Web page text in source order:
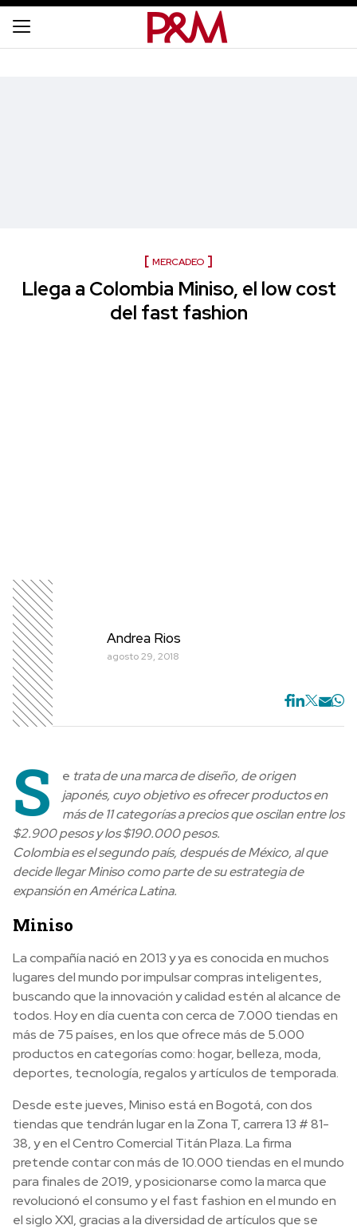
MERCADEO
Llega a Colombia Miniso, el low cost
del fast fashion
Andrea Rios
agosto 29, 2018
S e trata de una marca de diseño, de origen
japonés, cuyo objetivo es ofrecer productos en
más de 11 categorías a precios que oscilan entre los
$2.900 pesos y los $190.000 pesos.
Colombia es el segundo país, después de México, al que
decide llegar Miniso como parte de su estrategia de
expansión en América Latina.
Miniso
La compañía nació en 2013 y ya es conocida en muchos
lugares del mundo por impulsar compras inteligentes,
buscando que la innovación y calidad estén al alcance de
todos. Hoy en día cuenta con cerca de 7.000 tiendas en
más de 75 países, en los que ofrece más de 5.000
productos en categorías como: hogar, belleza, moda,
deportes, tecnología, regalos y artículos de temporada.
Desde este jueves, Miniso está en Bogotá, con dos
tiendas que tendrán lugar en la Zona T, carrera 13 # 81-
38, y en el Centro Comercial Titán Plaza. La firma
pretende contar con más de 10.000 tiendas en el mundo
para finales de 2019, y posicionarse como la marca que
revolucionó el consumo y el fast fashion en el mundo en
el siglo XXI, gracias a la diversidad de artículos que se